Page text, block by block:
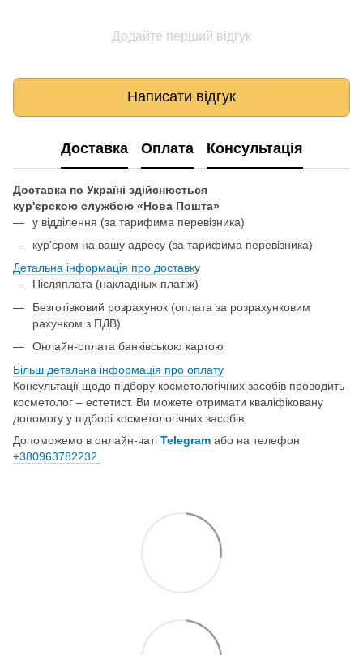
Додайте перший відгук
Написати відгук
Доставка Оплата Консультація
Доставка по Україні здійснюється
кур'єрскою службою «Нова Пошта»
у відділення (за тарифима перевізника)
кур'єром на вашу адресу (за тарифима перевізника)
Детальна інформація про доставку
Післяплата (накладных платіж)
Безготівковий розрахунок (оплата за розрахунковим
рахунком з ПДВ)
Онлайн-оплата банківською картою
Більш детальна інформація про оплату
Консультації щодо підбору косметологічних засобів проводить
косметолог – естетист. Ви можете отримати кваліфіковану
допомогу у підборі косметологічних засобів.
Допоможемо в онлайн-чаті Telegram або на телефон
+380963782232.